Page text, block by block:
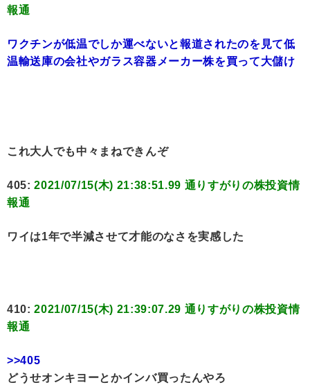
報通
ワクチンが低温でしか運べないと報道されたのを見て低
温輸送庫の会社やガラス容器メーカー株を買って大儲け
これ大人でも中々まねできんぞ
405:2021/07/15(木) 21:38:51.99 通りすがりの株投資情
報通
ワイは1年で半減させて才能のなさを実感した
410:2021/07/15(木) 21:39:07.29 通りすがりの株投資情
報通
>>405
どうせオンキヨーとかインバ買ったんやろ